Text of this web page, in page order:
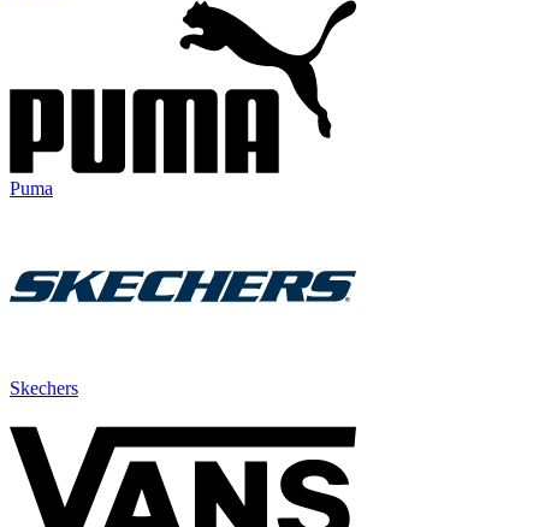
Puma
Skechers